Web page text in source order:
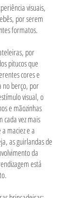
visuais,
por serem
formatos.
por
pitucos que
cores e
no berço, por
visual, o
e mãozinhas
cada vez mais
maciez e a
as guirlandas de
da
está